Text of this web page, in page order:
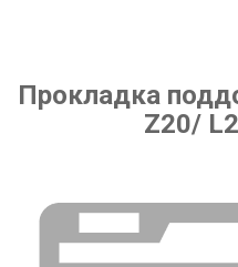
Прокладка
Z20/